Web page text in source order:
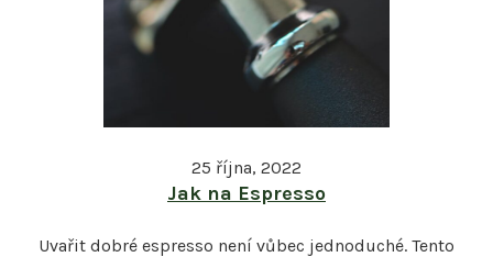
25 října, 2022
Jak na Espresso
Uvařit dobré espresso není vůbec jednoduché. Tento